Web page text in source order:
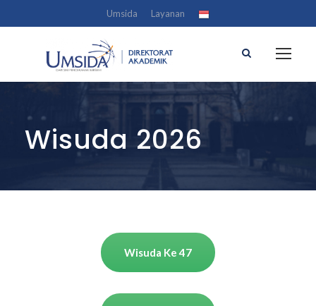
Umsida Layanan
Wisuda 2026
Wisuda Ke 47